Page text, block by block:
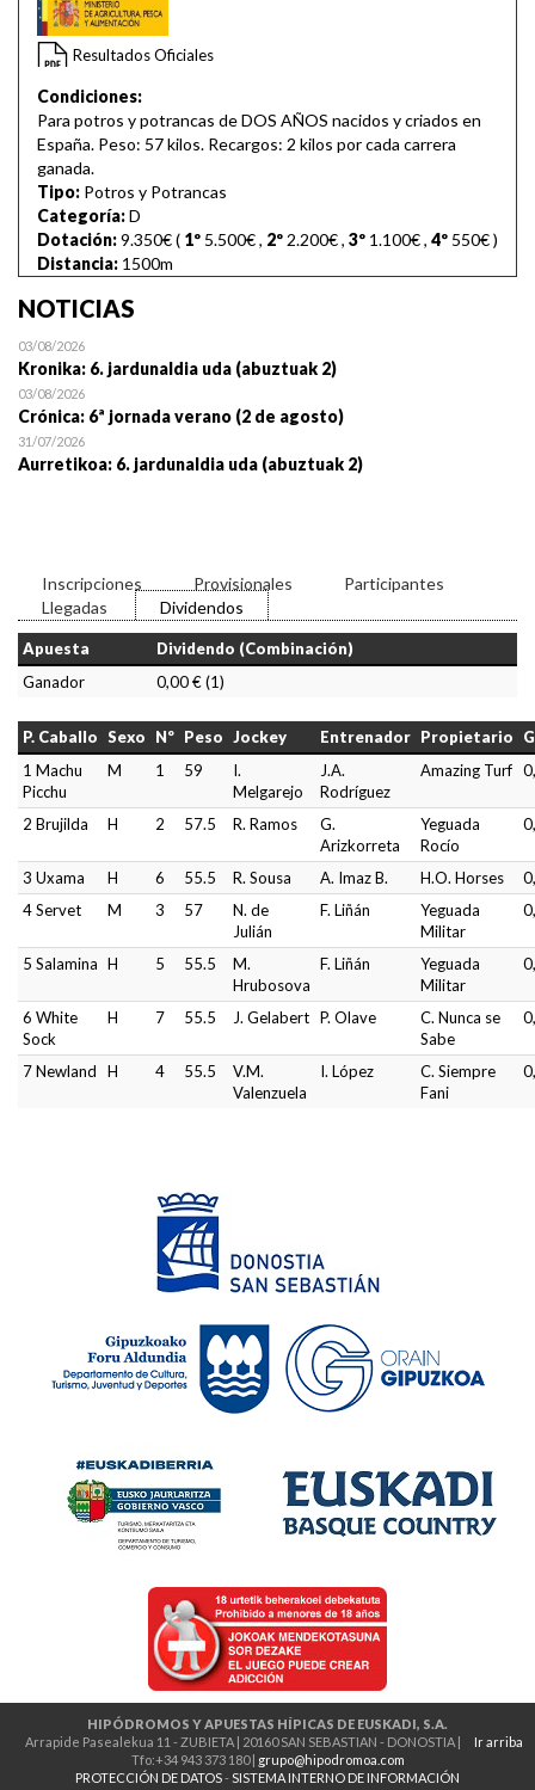
Resultados Oficiales
Condiciones:
Para potros y potrancas de DOS AÑOS nacidos y criados en
España. Peso: 57 kilos. Recargos: 2 kilos por cada carrera
ganada.
Tipo: Potros y Potrancas
Categoría:D
Dotación:9.350€ ( 1º 5.500€, 2º 2.200€, 3º 1.100€, 4º 550€)
Distancia: 1500m
NOTICIAS
03/08/2026
Kronika: 6. jardunaldia uda (abuztuak 2)
03/08/2026
Crónica: 6ª jornada verano (2 de agosto)
31/07/2026
Aurretikoa: 6. jardunaldia uda (abuztuak 2)
Inscripciones Provisionales
Participantes
Llegadas
Dividendos
Apuesta
Dividendo (Combinación)
Ganador
0,00 € (1)
P. Caballo Sexo Nº Peso Jockey Entrenador Propietario
1 Machu
Picchu
M 1 59
I.
Melgarejo
J.A.
Rodríguez
Amazing Turf
2 Brujilda H 2 57.5 R. Ramos
G.
Arizkorreta
Yeguada
Rocío
3 Uxama H 6 55.5 R. Sousa A. Imaz B. H.O. Horses
4 Servet
M 3 57
N. de
Julián
F. Liñán
Yeguada
Militar
5 Salamina H 5 55.5
M.
Hrubosova
F. Liñán
Yeguada
Militar
6 White
Sock
H 7 55.5 J. Gelabert P. Olave
C. Nunca se
Sabe
7 Newland H 4 55.5
V.M.
Valenzuela
I. López
C. Siempre
Fani
HIPÓDROMOS Y APUESTAS HÍPICAS DE EUSKADI, S.A.
Ir arriba
Arrapide Pasealekua 11 - ZUBIETA | 20160 SAN SEBASTIAN - DONOSTIA |
Tfo:+34 943 373 180 | grupo@hipodromoa.com
PROTECCIÓN DE DATOS-SISTEMA INTERNO DE INFORMACIÓN